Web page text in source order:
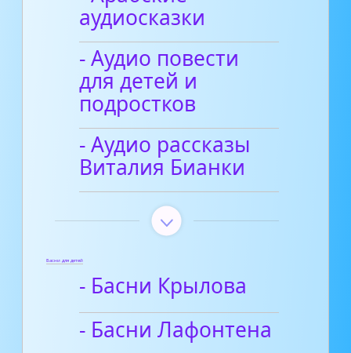
аудиосказки
- Аудио повести
для детей и
подростков
- Аудио рассказы
Виталия Бианки
Басни для детей
- Басни Крылова
- Басни Лафонтена